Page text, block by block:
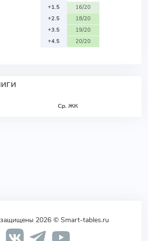
+1.5
16/20
+2.5
18/20
+3.5
19/20
+4.5
20/20
Ср. ЖК
защищены 2026 © Smart-tables.ru